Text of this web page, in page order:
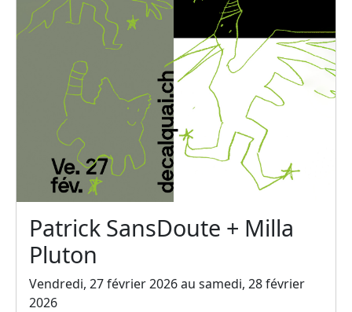
Patrick SansDoute + Milla
Pluton
Vendredi, 27 février 2026 au samedi, 28 février
2026